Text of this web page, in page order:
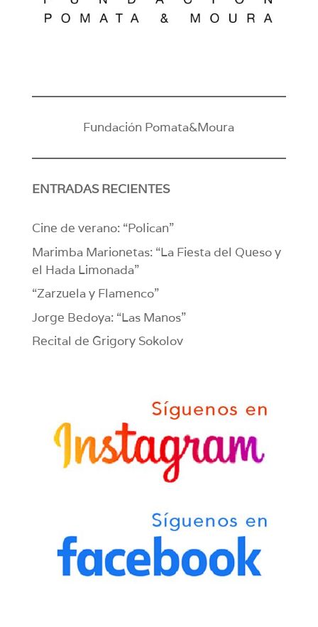
Fundación Pomata&Moura
ENTRADAS RECIENTES
Cine de verano: “Polican”
Marimba Marionetas: “La Fiesta del Queso y
el Hada Limonada”
“Zarzuela y Flamenco”
Jorge Bedoya: “Las Manos”
Recital de Grigory Sokolov